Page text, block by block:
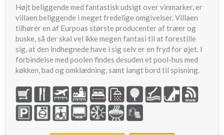
Højt beliggende med fantastisk udsigt over vinmarker, er
villaen beliggende i meget fredelige omgivelser. Villaen
tilhører en af Eurpoas største producenter af træer og
buske, så der skal vel ikke megen fantasi til at forestille
sig, at den indhegnede have i sig selv er en fryd for øjet. I
forbindelse med poolen findes desuden et pool-hus med
køkken, bad og omklædning, samt langt bord til spisning.